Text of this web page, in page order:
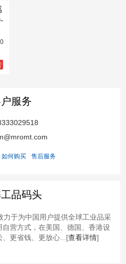
服务
如何购买 售后服务
品码头
于为中国用户提供全球工业品采
营方式，在美国、德国、香港设
更省钱、更放心...[查看详情]